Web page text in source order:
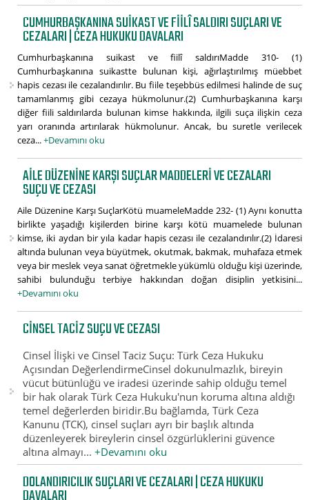
CUMHURBAŞKANINA SUIKAST VE FIILÎ SALDIRI SUÇLARI VE
CEZALARI | CEZA HUKUKU DAVALARI
Cumhurbaşkanına suikast ve fiilî saldırıMadde 310- (1)
Cumhurbaşkanına suikastte bulunan kişi, ağırlaştırılmış müebbet
hapis cezası ile cezalandırılır. Bu fiile teşebbüs edilmesi halinde de suç
tamamlanmış gibi cezaya hükmolunur.(2) Cumhurbaşkanına karşı
diğer fiili saldırılarda bulunan kimse hakkında, ilgili suça ilişkin ceza
yarı oranında artırılarak hükmolunur. Ancak, bu suretle verilecek
ceza...+Devamını oku
AILE DÜZENINE KARŞI SUÇLAR MADDELERI VE CEZALARI
SUÇU VE CEZASI
Aile Düzenine Karşı SuçlarKötü muameleMadde 232- (1) Aynı konutta
birlikte yaşadığı kişilerden birine karşı kötü muamelede bulunan
kimse, iki aydan bir yıla kadar hapis cezası ile cezalandırılır.(2) İdaresi
altında bulunan veya büyütmek, okutmak, bakmak, muhafaza etmek
veya bir meslek veya sanat öğretmekle yükümlü olduğu kişi üzerinde,
sahibi bulunduğu terbiye hakkından doğan disiplin yetkisini...
+Devamını oku
CINSEL TACIZ SUÇU VE CEZASI
Cinsel İlişki ve Cinsel Taciz Suçu: Türk Ceza Hukuku
Açısından DeğerlendirmeCinsel dokunulmazlık, bireyin
vücut bütünlüğü ve iradesi üzerinde sahip olduğu temel
bir hak olarak Türk Ceza Hukuku'nun koruma altına aldığı
temel değerlerden biridir.Bu bağlamda, Türk Ceza
Kanunu (TCK), cinsel suçları ayrı bir başlık altında
düzenleyerek bireylerin cinsel özgürlüklerini güvence
altına almayı...+Devamını oku
DOLANDIRICILIK SUÇLARI VE CEZALARI | CEZA HUKUKU